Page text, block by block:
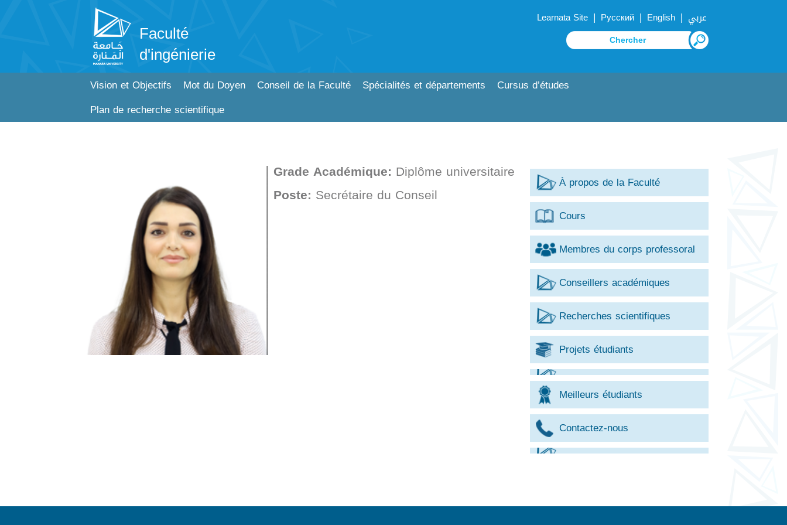
Faculté
d'ingénierie
Learnata Site | Русский | English | عربي
Vision et Objectifs Mot du Doyen Conseil de la Faculté Spécialités et départements
Cursus d’études
Plan de recherche scientifique
À propos de la Faculté
Cours
Membres du corps professoral
Conseillers académiques
Recherches scientifiques
Projets étudiants
Meilleurs étudiants
Contactez-nous
Grade Académique: Diplôme universitaire
Poste: Secrétaire du Conseil